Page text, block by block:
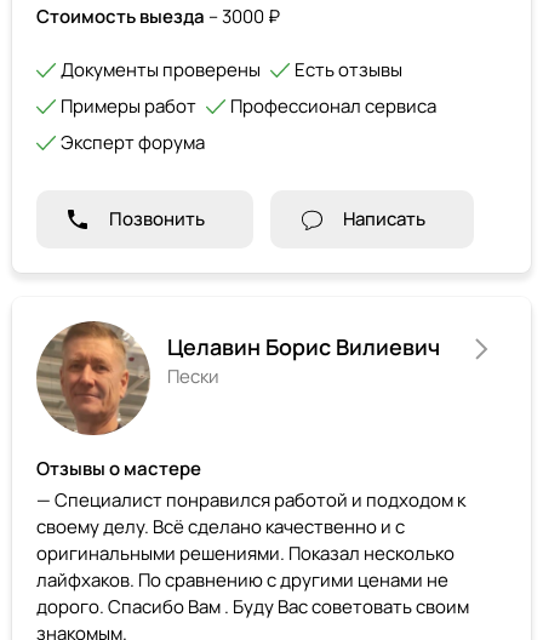
Стоимость выезда – 3000 ₽
Документы проверены
Есть отзывы
Примеры работ
Профессионал сервиса
Эксперт форума
Позвонить Написать
Целавин Борис Вилиевич
Пески
Отзывы о мастере
— Специалист понравился работой и подходом к
своему делу. Всё сделано качественно и с
оригинальными решениями. Показал несколько
лайфхаков. По сравнению с другими ценами не
дорого. Спасибо Вам . Буду Вас советовать своим
знакомым.